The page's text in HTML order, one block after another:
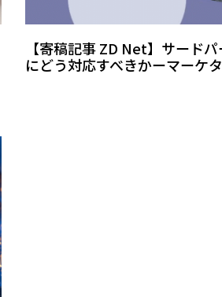
【寄稿記事 ZD Net】サード
にどう対応すべきかーマーケ